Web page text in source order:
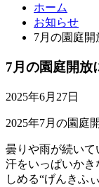
ホーム
お知らせ
7月の園庭開
7月の園庭開放
2025年6月27日
2025年7月の園庭
曇りや雨が続いて
汗をいっぱいか
しめる“げんきふ